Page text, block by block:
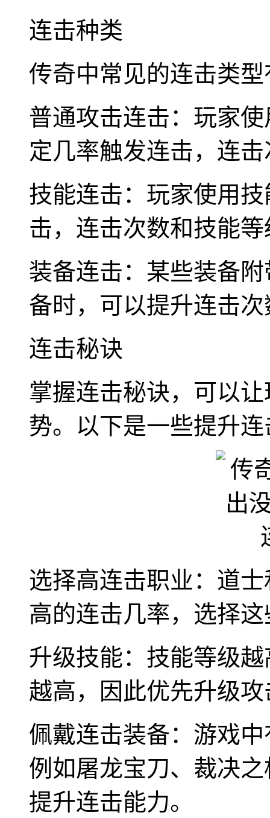
连击种类
传奇中常见的连击类
普通攻击连击：玩家
定几率触发连击，连
技能连击：玩家使用
击，连击次数和技能
装备连击：某些装备
备时，可以提升连击
连击秘诀
掌握连击秘诀，可以
势。以下是一些提升
选择高连击职业：道
高的连击几率，选择
升级技能：技能等级
越高，因此优先升级
佩戴连击装备：游戏
例如屠龙宝刀、裁决
提升连击能力。